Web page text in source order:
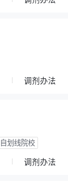
调剂办法
自划线院校
调剂办法